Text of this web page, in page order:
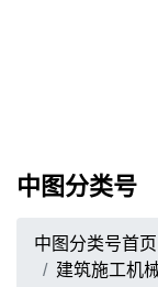
中图分类号
中图分类号首页
建筑施工机